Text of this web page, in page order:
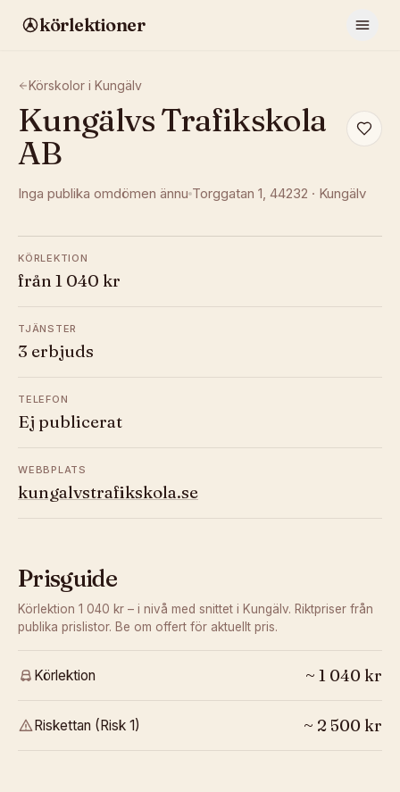
körlektioner
Körskolor i Kungälv
Kungälvs Trafikskola
AB
Inga publika omdömen ännu Torggatan 1, 44232 · Kungälv
KÖRLEKTION
från 1 040 kr
TJÄNSTER
3 erbjuds
TELEFON
Ej publicerat
WEBBPLATS
kungalvstrafikskola.se
Prisguide
Körlektion 1 040 kr – i nivå med snittet i Kungälv. Riktpriser från
publika prislistor. Be om offert för aktuellt pris.
Körlektion ~ 1 040 kr
Riskettan (Risk 1) ~ 2 500 kr